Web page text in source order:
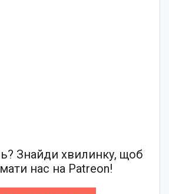
Знайди хвилинку, щоб
нас на Patreon!